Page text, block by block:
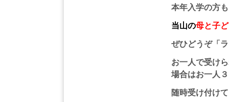
本年入学の方
当山の母と子
ぜひどうぞ「
お一人で受け
場合はお一人
随時受け付け